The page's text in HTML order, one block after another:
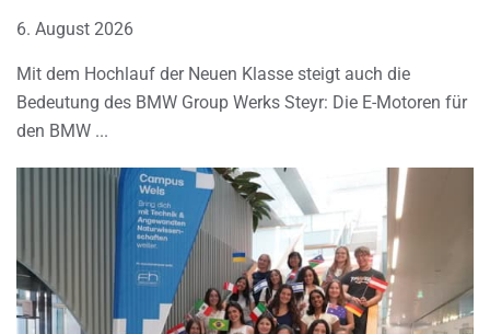
6. August 2026
Mit dem Hochlauf der Neuen Klasse steigt auch die
Bedeutung des BMW Group Werks Steyr: Die E-Motoren für
den BMW